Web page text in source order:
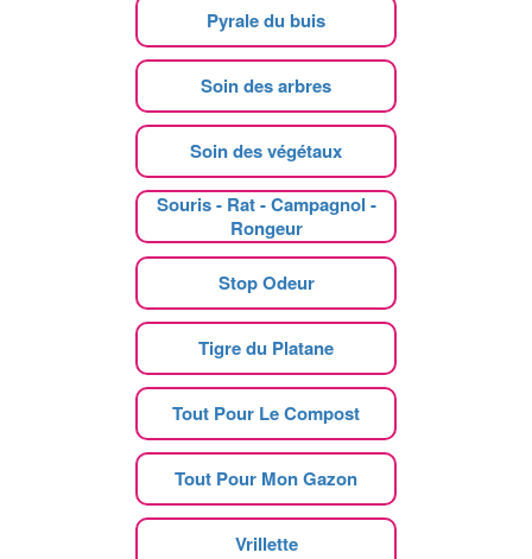
Pyrale du buis
Soin des arbres
Soin des végétaux
Souris - Rat - Campagnol -
Rongeur
Stop Odeur
Tigre du Platane
Tout Pour Le Compost
Tout Pour Mon Gazon
Vrillette